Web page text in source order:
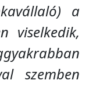
a
viselkedik,
szemben